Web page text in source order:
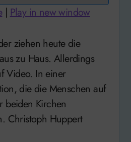
Forward
| Play in new window
zu Haus. Allerdings
Video. In einer
die die Menschen auf
beiden Kirchen
Christoph Huppert